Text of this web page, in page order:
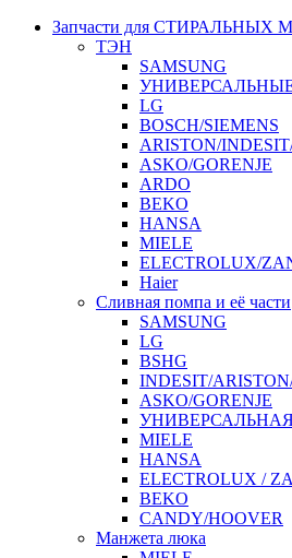
Запчасти для
ТЭН
SAMSUNG
LG
BOSCH/SIEMENS
ARISTON/
ASKO/GORENJE
ARDO
BEKO
HANSA
MIELE
ELECTROLUX/
Haier
Сливная помпа и её части
SAMSUNG
LG
BSHG
INDESIT/
ASKO/GORENJE
MIELE
HANSA
ELECTROLUX /
BEKO
CANDY/HOOVER
Манжета люка